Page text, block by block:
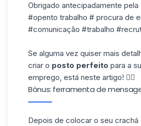
Obrigado antecipadamente pela
#opento trabalho # procura de
#comunicação #trabalho
Se alguma vez quiser mais
criar o posto perfeito para a
emprego, está neste artigo! 👈🏼
Bónus: ferramenta de
Depois de colocar o seu crachá